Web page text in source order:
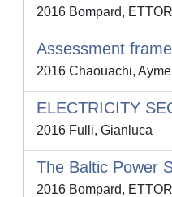
2016 Bompard,
Assessment
2016 Chaouachi,
ELECTRICITY
2016 Fulli, Gianluca
The Baltic Power
2016 Bompard,